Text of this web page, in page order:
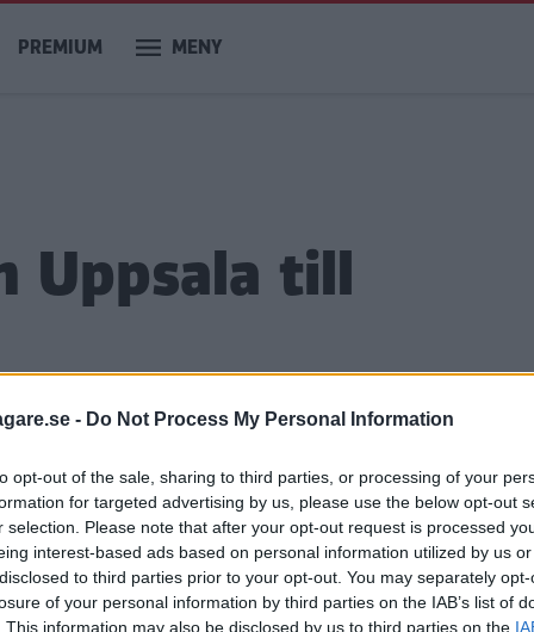
- Do Not Process My Personal Information
opt-out of the sale, sharing to third parties, or processing of your
for targeted advertising by us, please use the below opt-out
selection. Please note that after your opt-out request is processed
interest-based ads based on personal information utilized by us
to third parties prior to your opt-out. You may separately
of your personal information by third parties on the IAB’s list of
This information may also be disclosed by us to third parties on the
PREMIUM MENY
Uppsala till
Uppsala har blivit färre. Många
närmar sig Sundsvall. Där ligger
Vi Bilägare testade 13 vägkrogar.